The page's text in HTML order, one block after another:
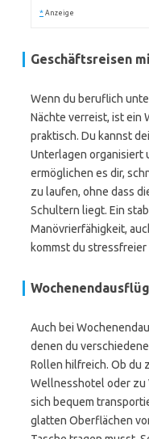
* Anzeige
Geschäftsreisen
Wenn du beruflich
Nächte verreist, ist ein
praktisch. Du kannst
Unterlagen organisiert
ermöglichen es dir,
zu laufen, ohne dass
Schultern liegt. Ein
Manövrierfähigkeit,
kommst du stressfreier
Auch bei
denen du
Rollen hilfreich. Ob du
Wellnesshotel oder zu
sich bequem
glatten Oberflächen